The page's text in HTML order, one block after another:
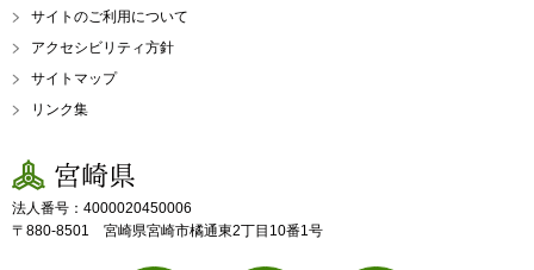
サイトのご利用について
アクセシビリティ方針
サイトマップ
リンク集
宮崎県
法人番号：4000020450006
〒880-8501 宮崎県宮崎市橘通東2丁目10番1号